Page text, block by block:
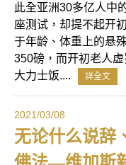
此全亚洲30多亿人中
座测试，却提不起开
于年龄、体重上的悬
350磅，而开初老人
大力士饭....
詳全文
2021/03/08
无论什么说辞